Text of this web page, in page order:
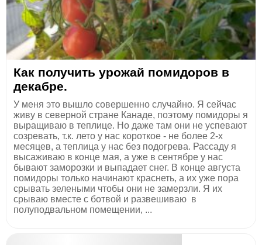
Как получить урожай помидоров в
декабре.
У меня это вышло совершенно случайно. Я сейчас
живу в северной стране Канаде, поэтому помидоры я
выращиваю в теплице. Но даже там они не успевают
созревать, т.к. лето у нас короткое - не более 2-х
месяцев, а теплица у нас без подогрева. Рассаду я
высаживаю в конце мая, а уже в сентябре у нас
бывают заморозки и выпадает снег. В конце августа
помидоры только начинают краснеть, а их уже пора
срывать зелеными чтобы они не замерзли. Я их
срываю вместе с ботвой и развешиваю в
полуподвальном помещении, ...